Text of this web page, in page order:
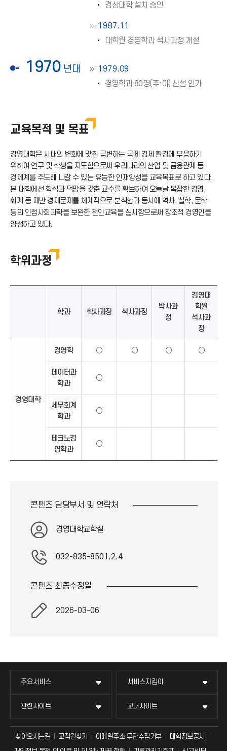
경상대학 설치 승인
1987.11
대학원 경영학과 석사과정 개설
1970 년대
1979.09
경영학과 80명(주·야) 신설 인가
교육목적 및 목표
경영대학은 시대의 변화에 맞춰 급변하는 국제 경제 환경에 부응하기
위하여 연구 및 학생을 지도함으로써 우리나라의 산업 및 금융관계 등
경제계를 주도해 나갈 수 있는 유능한 인재양성을 교육목표로 하고 있다.
본 대학에선 학식과 덕망을 갖춘 교수를 확보하여 오늘날 복잡한 경영,
회계 등 제반 경제문제를 체계적으로 분석함과 동시에 역사, 철학, 문학
등의 인접사회과학을 보완한 전인교육을 실시함으로써 창조적 경영인을
양성하고 있다.
학위과정
학과 학사과정 석사과정
박사과
정
경영대
학원
석사과
정
경영대학
경영학 ○ ○ ○ ○
데이터과
학과
○
세무회계
학과
○
테크노경
영학과
○
콘텐츠 담당부서 및 연락처
경영대학교학실
032-835-8501,2,4
콘텐츠 최종수정일
2026-03-06
주요서비스 서비스지킴이
관련사이트 교내사이트
찾아오시는길 교직원찾기 이메일주소 무단수집거부
대학정보공시